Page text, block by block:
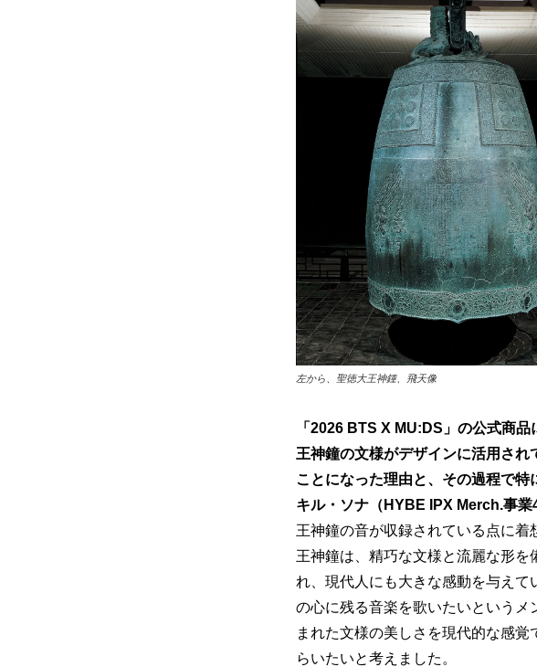
左から、聖徳大王神鍾、飛天像
「2026 BTS X MU:DS」の公式商
王神鐘の文様がデザインに活用さ
ことになった理由と、その過程で特
キル・ソナ（HYBE IPX Merch.事業
王神鐘の音が収録されている点に
王神鐘は、精巧な文様と流麗な形
れ、現代人にも大きな感動を与えて
の心に残る音楽を歌いたいというメ
まれた文様の美しさを現代的な感
らいたいと考えました。